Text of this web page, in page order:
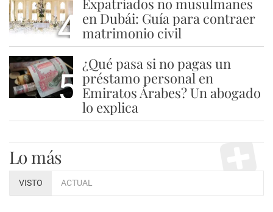
4
Expatriados no musulmanes
en Dubái: Guía para contraer
matrimonio civil
5
¿Qué pasa si no pagas un
préstamo personal en
Emiratos Árabes? Un abogado
lo explica
Lo más
VISTO ACTUAL